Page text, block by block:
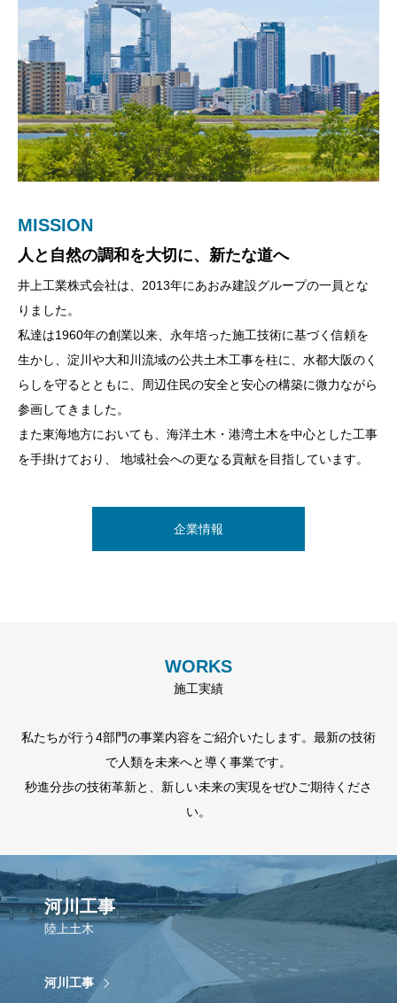
MISSION
人と自然の調和を大切に、新たな道へ
井上工業株式会社は、2013年にあおみ建設グループの一員とな
りました。
私達は1960年の創業以来、永年培った施工技術に基づく信頼を
生かし、淀川や大和川流域の公共土木工事を柱に、水都大阪のく
らしを守るとともに、周辺住民の安全と安心の構築に微力ながら
参画してきました。
また東海地方においても、海洋土木・港湾土木を中心とした工事
を手掛けており、 地域社会への更なる貢献を目指しています。
企業情報
WORKS
施工実績
私たちが行う4部門の事業内容をご紹介いたします。最新の技術
で人類を未来へと導く事業です。
秒進分歩の技術革新と、新しい未来の実現をぜひご期待くださ
い。
河川工事
陸上土木
河川工事